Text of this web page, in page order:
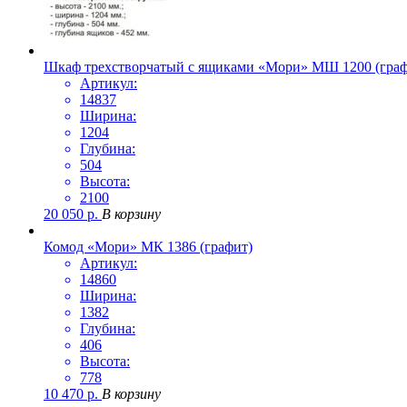
Шкаф трехстворчатый с ящиками «Мори» МШ 1200
Артикул:
14837
Ширина:
1204
Глубина:
504
Высота:
2100
20 050 р. В корзину
Комод «Мори» МК 1386 (графит)
Артикул:
14860
Ширина:
1382
Глубина:
406
Высота:
778
10 470 р. В корзину